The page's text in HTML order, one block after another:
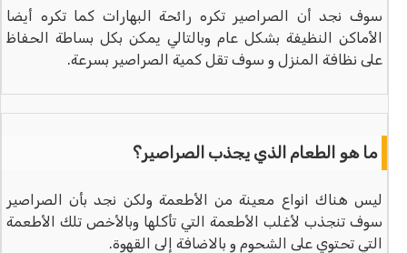
سوف نجد أن الصراصير تكره رائحة البهارات كما تكره أيضا
الأماكن النظيفة بشكل عام وبالتالي يمكن بكل بساطة الحفاظ
على نظافة المنزل و سوف تقل كمية الصراصير بسرعة.
ما هو الطعام الذي يجذب الصراصير؟
ليس هناك انواع معينة من الأطعمة ولكن نجد بأن الصراصير
سوف تنجذب لأغلب الأطعمة التي تأكلها وبالأخص تلك الأطعمة
التي تحتوي على الشحوم و بالاضافة إلى القهوة.